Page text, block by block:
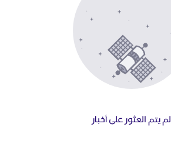
لم يتم العثور على أخبار